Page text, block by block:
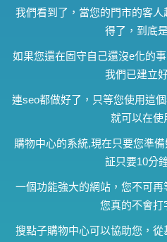
我們看到了，當您的門市的客
得了，到底
如果您還在固守自己還沒e化的
我們已建立
連seo都做好了，只等您使用這
就可以在使
購物中心的系統,現在只要您準
証只要10分
一個功能強大的網站，您不可
您真的不會打
搜點子購物中心可以協助您，